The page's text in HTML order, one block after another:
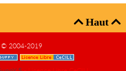
Haut 
© 2004-2019